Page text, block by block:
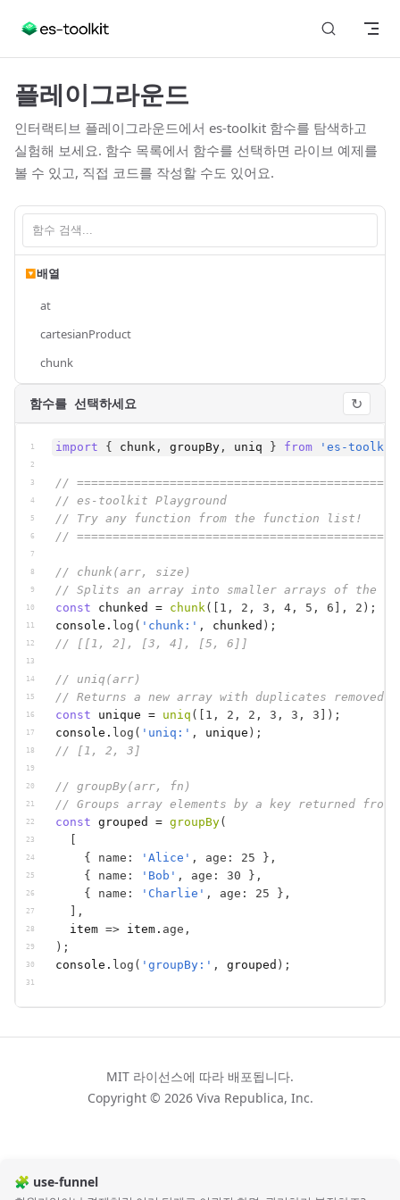
Skip to content
플레이그라운드
인터랙티브 플레이그라운드에서 es-toolkit 함수를 탐색하고
실험해 보세요. 함수 목록에서 함수를 선택하면 라이브 예제를
볼 수 있고, 직접 코드를 작성할 수도 있어요.
▶배열
at
cartesianProduct
chunk
countBy
difference
differenceBy
differenceWith
dropRight
dropRightWhile
dropWhile
filterAsync
flatMap
flatMapDeep
flatten
flattenDeep
forEachAsync
forEachRight
groupBy
head
intersectionWith
last
함수를 선택하세요 ↻
1
2
3
4
5
6
7
8
9
10
11
12
13
14
15
16
17
18
19
20
21
22
23
24
25
26
27
28
29
30
31
import { chunk , groupBy , uniq } from 'es-
// ============================================
// es-toolkit Playground
// Try any function from the function list!
// ============================================
// chunk(arr, size)
// Splits an array into smaller arrays of the
const
chunked = chunk( 1 , 2 , 3 , 4 , 5 , 6 , 2 ) ;
console . log ( 'chunk:' , chunked ) ;
// [[1, 2], [3, 4], [5, 6]]
// uniq(arr)
// Returns a new array with duplicates removed.
const
unique = uniq ( 1 , 2 , 2 , 3 , 3 , 3 ) ;
console . log ( 'uniq:' , unique ) ;
// [1, 2, 3]
// groupBy(arr, fn)
// Groups array elements by a key returned
const grouped = groupBy(
{
name : 'Alice' , age : 25 } ,
{
name : 'Bob' , age : 30 } ,
{
name : 'Charlie' , age : 25 } ,
,
item => item . age ,
) ;
console . log ( 'groupBy:' , grouped ) ;
MIT 라이선스에 따라 배포됩니다.
Copyright © 2026 Viva Republica, Inc.
🧩 use-funnel